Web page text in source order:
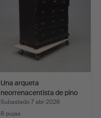
Una arqueta
neorrenacentista de pino
de Cò…
Subastado 7 abr 2026
8 pujas